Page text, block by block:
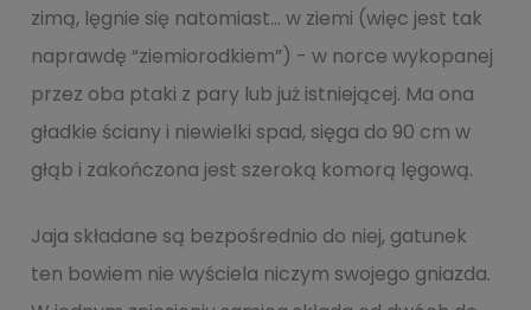
zimą, lęgnie się natomiast… w ziemi (więc jest tak
naprawdę “ziemiorodkiem”) - w norce wykopanej
przez oba ptaki z pary lub już istniejącej. Ma ona
gładkie ściany i niewielki spad, sięga do 90 cm w
głąb i zakończona jest szeroką komorą lęgową.
Jaja składane są bezpośrednio do niej, gatunek
ten bowiem nie wyściela niczym swojego gniazda.